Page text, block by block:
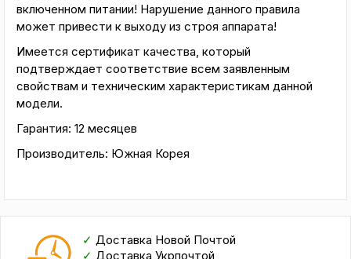
включенном питании! Нарушение данного правила
может привести к выходу из строя аппарата!
Имеется сертификат качества, который
подтверждает соответствие всем заявленным
свойствам и техническим характеристикам данной
модели.
Гарантия: 12 месяцев
Производитель: Южная Корея
✓ Доставка Новой Почтой
✓ Доставка Укрпочтой